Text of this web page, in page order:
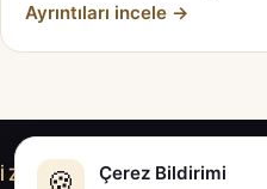
Ayrıntıları incele →
İZMIT · KOCAELI
Çerez Bildirimi